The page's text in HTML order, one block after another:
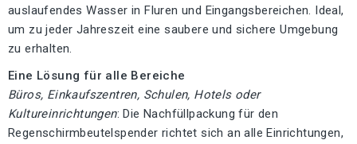
auslaufendes Wasser in Fluren und Eingangsbereichen. Ideal,
um zu jeder Jahreszeit eine saubere und sichere Umgebung
zu erhalten.
Eine Lösung für alle Bereiche
Büros, Einkaufszentren, Schulen, Hotels oder
Kultureinrichtungen: Die Nachfüllpackung für den
Regenschirmbeutelspender richtet sich an alle Einrichtungen,